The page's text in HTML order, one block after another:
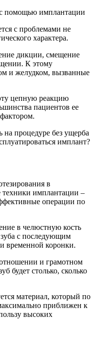
с проблемами не
характера.
дикции, смещение
К этому
и желудком, вызванные
цепную реакцию
пациентов ее
процедуре без ущерба
имплант?
в
имплантации –
операции по
в челюстную кость
с последующим
временной коронки.
и грамотном
будет столько, сколько
материал, который по
приближен к
высоких